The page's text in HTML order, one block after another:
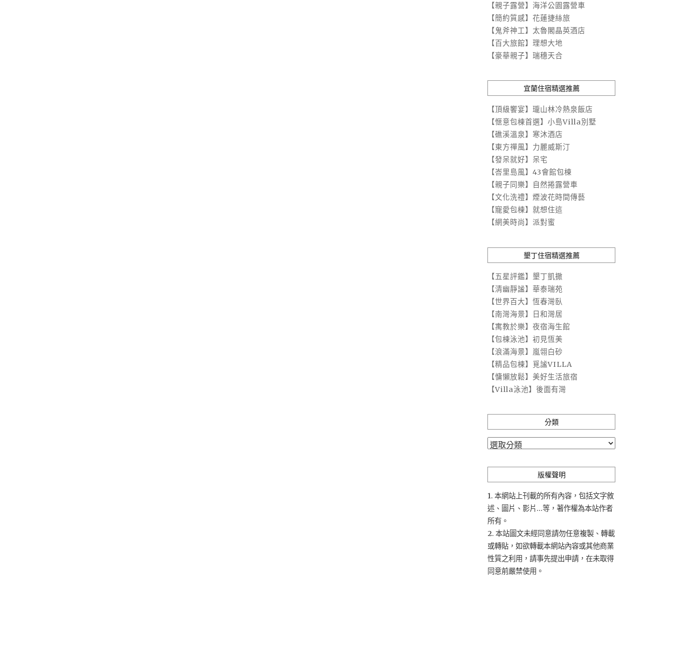
【親子露營】海洋公園露營車
【簡約質感】花蓮捷絲旅
【鬼斧神工】太魯閣晶英酒店
【百大旅館】理想大地
【豪華親子】瑞穗天合
宜蘭住宿精選推薦
【頂級饗宴】瓏山林冷熱泉飯店
【愜意包棟首選】小島Villa別墅
【礁溪溫泉】寒沐酒店
【東方禪風】力麗威斯汀
【發呆就好】呆宅
【峇里島風】43會館包棟
【親子同樂】自然捲露營車
【文化洗禮】煙波花時間傳藝
【寵愛包棟】就想住這
【網美時尚】派對蜜
墾丁住宿精選推薦
【五星評鑑】墾丁凱撒
【清幽靜謐】華泰瑞苑
【世界百大】恆春灣臥
【南灣海景】日和灣居
【寓教於樂】夜宿海生館
【包棟泳池】初見恆美
【浪滿海景】嵐翎白砂
【精品包棟】覓謐VILLA
【慵懶放鬆】美好生活旅宿
【Villa泳池】後面有灣
分類
分
版權聲明
1. 本網站上刊載的所有內容，包括文字敘
述、圖片、影片...等，著作權為本站作者
所有。
2. 本站圖文未經同意請勿任意複製、轉載
或轉貼，如欲轉載本網站內容或其他商業
性質之利用，請事先提出申請，在未取得
同意前嚴禁使用。